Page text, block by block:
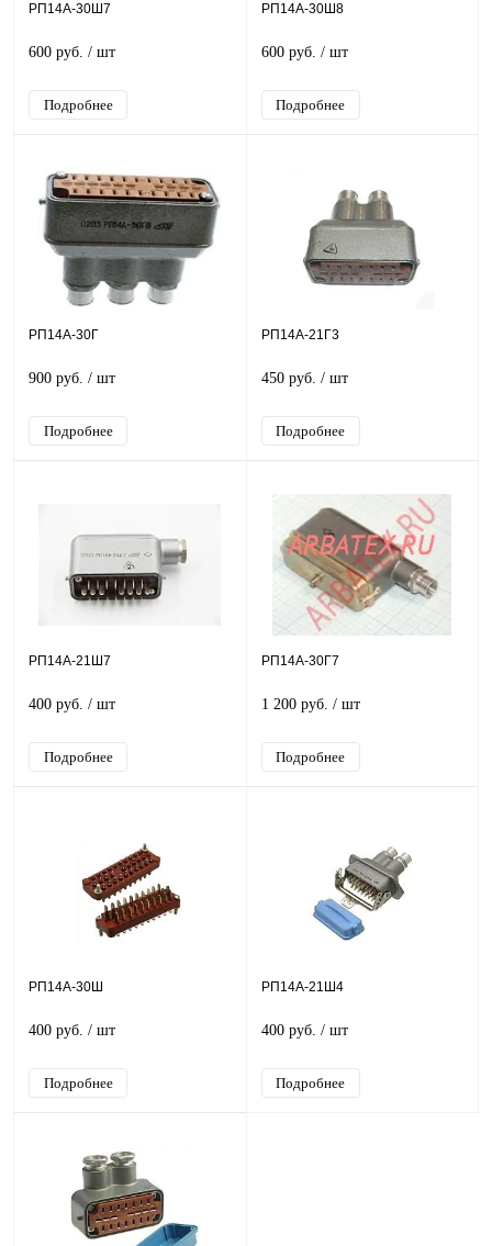
РП14А-30Ш7
600 руб. / шт
Подробнее
РП14А-30Ш8
600 руб. / шт
Подробнее
РП14А-30Г
900 руб. / шт
Подробнее
РП14А-21Г3
450 руб. / шт
Подробнее
РП14А-21Ш7
400 руб. / шт
Подробнее
РП14А-30Г7
1 200 руб. / шт
Подробнее
РП14А-30Ш
400 руб. / шт
Подробнее
РП14А-21Ш4
400 руб. / шт
Подробнее